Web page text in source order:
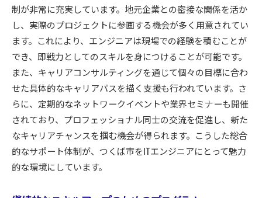
制が非常に充実しています。地元企業との密接な関係を活か
し、実際のプロジェクトに参画する機会が多く用意されてい
ます。これにより、エンジニアは現場での経験を積むことが
でき、即戦力としてのスキルを身につけることが可能です。
また、キャリアコンサルティングを通じて個々の目標に合わ
せた具体的なキャリアパスを描く支援も行われています。さ
らに、定期的なネットワークイベントや業界セミナーも開催
されており、プロフェッショナル同士の交流を促進し、新た
なキャリアチャンスを掴む機会が得られます。こうした総合
的なサポート体制が、つくば市をITエンジニアにとって魅力
的な環境にしています。